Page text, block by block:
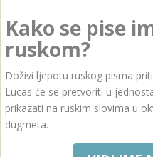
Kako se pise
ruskom?
Doživi ljepotu ruskog pisma
Lucas će se pretvoriti u
prikazati na ruskim slovima u
dugmeta.